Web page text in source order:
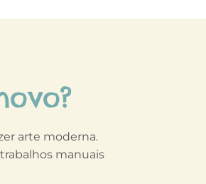
arte moderna.
manuais